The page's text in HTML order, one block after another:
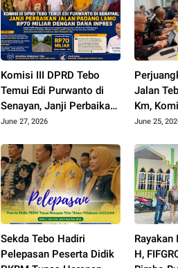
Komisi III DPRD Tebo
Temui Edi Purwanto di
Senayan, Janji Perbaikan
Jalan Padang lamo Rp70
Inpres
June 27, 2026
Jalan
Km,
Datangi
June 25,
Sekda Tebo Hadiri
Pelepasan Peserta Didik
Rayakan
H,